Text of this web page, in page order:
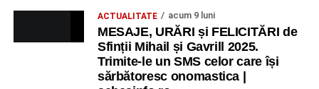
ACTUALITATE acum 9 luni
MESAJE, URĂRI și FELICITĂRI de
Sfinții Mihail și Gavrill 2025.
Trimite-le un SMS celor care își
sărbătoresc onomastica |